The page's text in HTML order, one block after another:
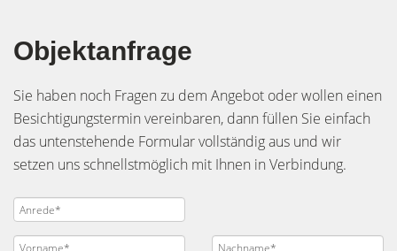
Objektanfrage
Sie haben noch Fragen zu dem Angebot oder wollen einen
Besichtigungstermin vereinbaren, dann füllen Sie einfach
das untenstehende Formular vollständig aus und wir
setzen uns schnellstmöglich mit Ihnen in Verbindung.